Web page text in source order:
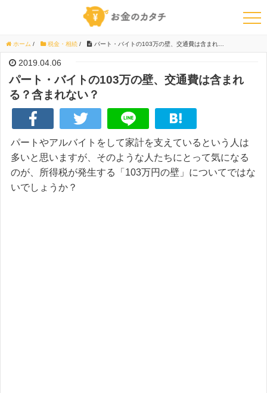
ホーム / 税金・相続 / パート・バイトの103万の壁、交通費は含まれる？含まれない？
2019.04.06
パート・バイトの103万の壁、交通費は含まれ
る？含まれない？
パートやアルバイトをして家計を支えているという人は
多いと思いますが、そのような人たちにとって気になる
のが、所得税が発生する「103万円の壁」についてではな
いでしょうか？